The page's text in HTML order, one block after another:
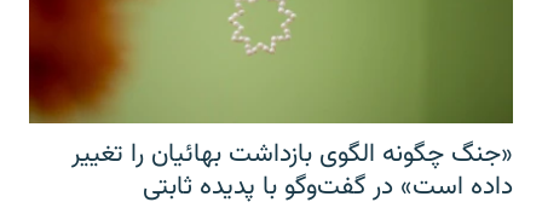
«جنگ چگونه الگوی بازداشت بهائیان را تغییر
داده است» در گفت‌وگو با پدیده ثابتی